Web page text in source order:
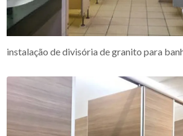
instalação de divisória de granito para